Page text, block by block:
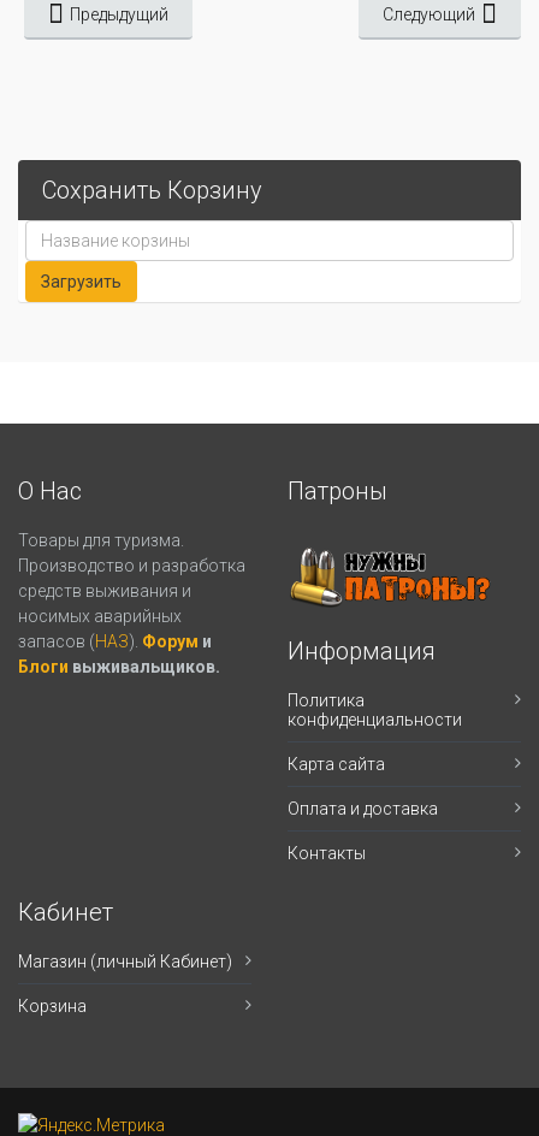
Предыдущий Следующий
Сохранить Корзину
О Нас
Товары для туризма.
Производство и разработка
средств выживания и
носимых аварийных
запасов (НАЗ). Форум и
Блоги выживальщиков.
Патроны
Информация
Политика
конфиденциальности
Карта сайта
Оплата и доставка
Контакты
Кабинет
Магазин (личный Кабинет)
Корзина